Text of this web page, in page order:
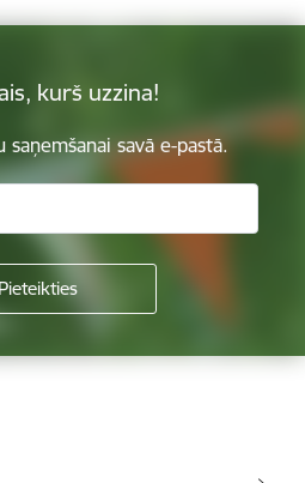
kurš uzzina!
saņemšanai savā e-pastā.